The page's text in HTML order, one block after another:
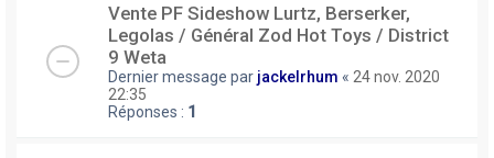
Vente PF Sideshow Lurtz, Berserker,
Legolas / Général Zod Hot Toys / District
9 Weta
Dernier message par jackelrhum « 24 nov. 2020
22:35
Réponses : 1